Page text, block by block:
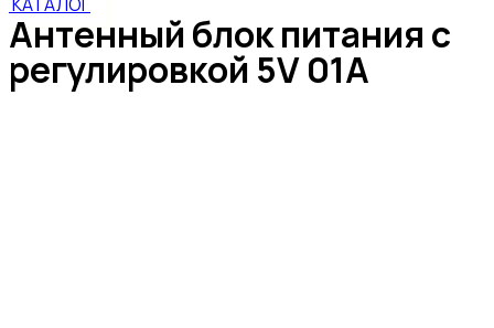
Антенный блок питания с
регулировкой 5V 01А